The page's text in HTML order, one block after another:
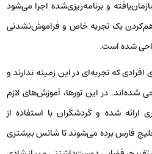
شاداب و مفرح را برای شرکت‌کنندگان
به داخل توپ‌های بزرگ پلاستیکی
محدود و متحرک به بازی و سرگرمی
فیزیکی و حرکات آزادانه درون توپ ناشی
با یکدیگر رقابت کرده و به این
شادی را نیز تجربه می‌کنند. بیگ بال کیش